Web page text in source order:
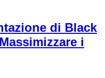
di Black
i